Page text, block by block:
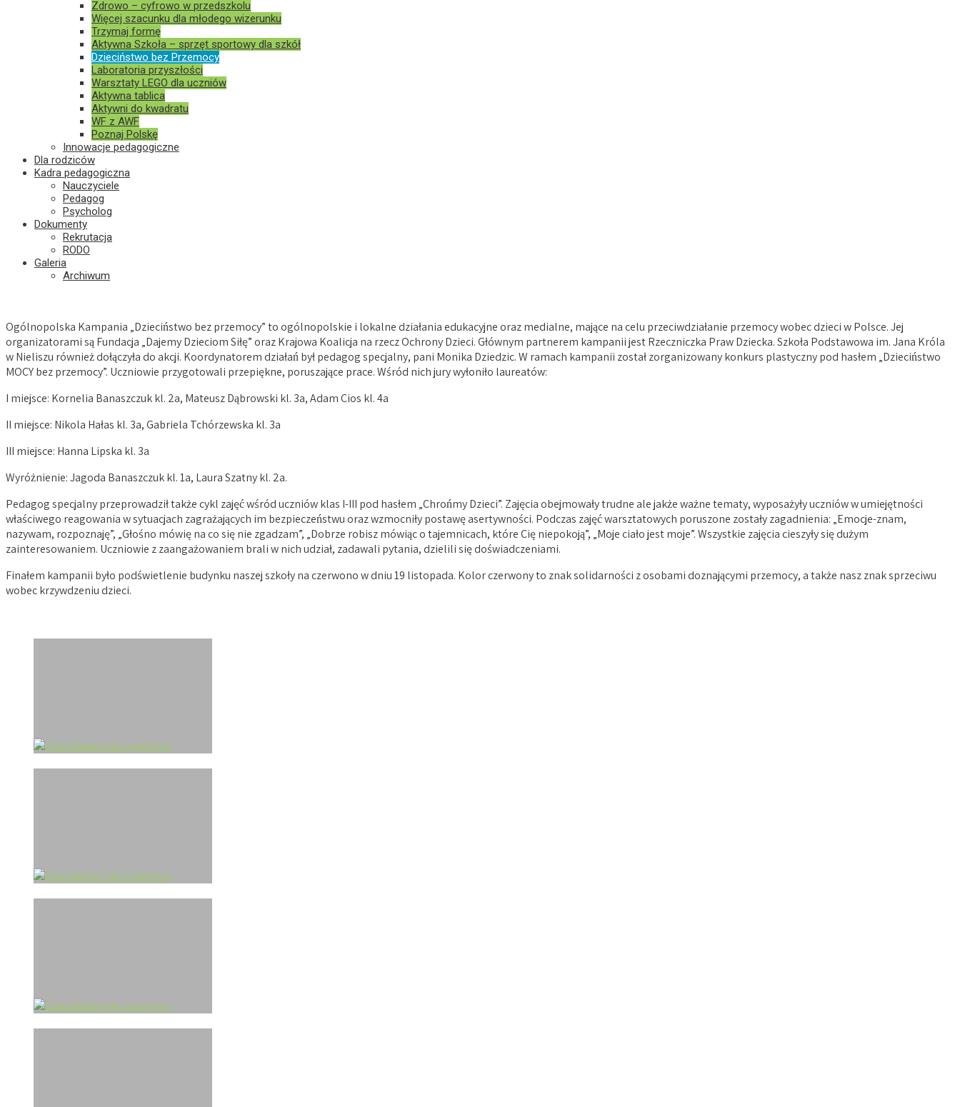
Zdrowo – cyfrowo w przedszkolu
Więcej szacunku dla młodego wizerunku
Trzymaj formę
Aktywna Szkoła – sprzęt sportowy dla szkół
Dzieciństwo bez Przemocy
Laboratoria przyszłości
Warsztaty LEGO dla uczniów
Aktywna tablica
Aktywni do kwadratu
WF z AWF
Poznaj Polskę
Innowacje pedagogiczne
Dla rodziców
Kadra pedagogiczna
Nauczyciele
Pedagog
Psycholog
Dokumenty
Rekrutacja
RODO
Galeria
Archiwum
Ogólnopolska Kampania „Dzieciństwo bez przemocy” to ogólnopolskie i lokalne działania edukacyjne oraz medialne, mające na celu przeciwdziałanie przemocy wobec dzieci w Polsce. Jej
organizatorami są Fundacja „Dajemy Dzieciom Siłę” oraz Krajowa Koalicja na rzecz Ochrony Dzieci. Głównym partnerem kampanii jest Rzeczniczka Praw Dziecka. Szkoła Podstawowa im. Jana Króla
w Nieliszu również dołączyła do akcji. Koordynatorem działań był pedagog specjalny, pani Monika Dziedzic. W ramach kampanii został zorganizowany konkurs plastyczny pod hasłem „Dzieciństwo
MOCY bez przemocy”. Uczniowie przygotowali przepiękne, poruszające prace. Wśród nich jury wyłoniło laureatów:
I miejsce: Kornelia Banaszczuk kl. 2a, Mateusz Dąbrowski kl. 3a, Adam Cios kl. 4a
II miejsce: Nikola Hałas kl. 3a, Gabriela Tchórzewska kl. 3a
III miejsce: Hanna Lipska kl. 3a
Wyróżnienie: Jagoda Banaszczuk kl. 1a, Laura Szatny kl. 2a.
Pedagog specjalny przeprowadził także cykl zajęć wśród uczniów klas I-III pod hasłem „Chrońmy Dzieci”. Zajęcia obejmowały trudne ale jakże ważne tematy, wyposażyły uczniów w umiejętności
właściwego reagowania w sytuacjach zagrażających im bezpieczeństwu oraz wzmocniły postawę asertywności. Podczas zajęć warsztatowych poruszone zostały zagadnienia: „Emocje-znam,
nazywam, rozpoznaję”, „Głośno mówię na co się nie zgadzam”, „Dobrze robisz mówiąc o tajemnicach, które Cię niepokoją”, „Moje ciało jest moje”. Wszystkie zajęcia cieszyły się dużym
zainteresowaniem. Uczniowie z zaangażowaniem brali w nich udział, zadawali pytania, dzielili się doświadczeniami.
Finałem kampanii było podświetlenie budynku naszej szkoły na czerwono w dniu 19 listopada. Kolor czerwony to znak solidarności z osobami doznającymi przemocy, a także nasz znak sprzeciwu
wobec krzywdzeniu dzieci.